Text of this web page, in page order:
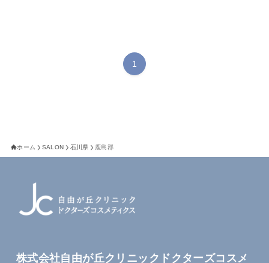
1
ホーム SALON 石川県 鹿島郡
株式会社自由が丘クリニックドクターズコスメ